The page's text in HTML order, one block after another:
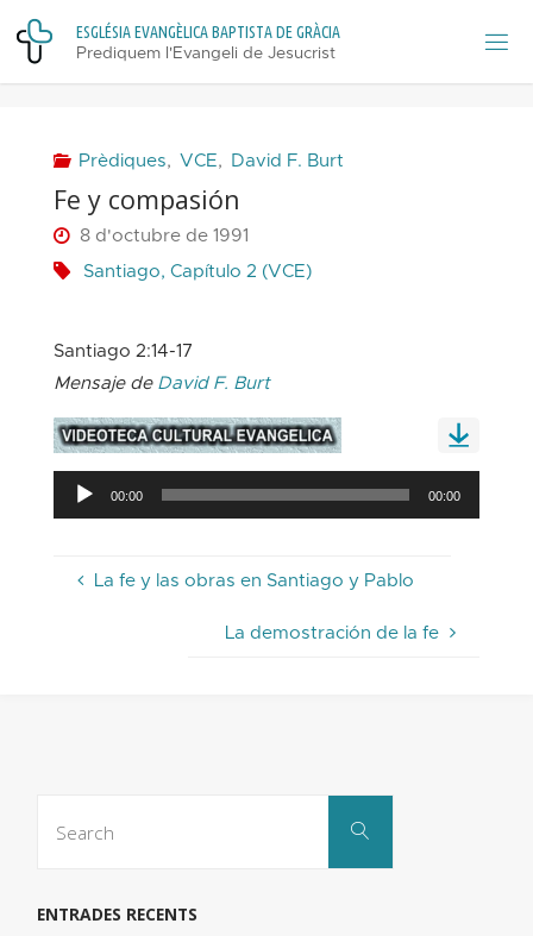
Skip
content
ESGLÉSIAEVANGÈLICABAPTISTADE GRÀCIA
Prediquem l'Evangeli de Jesucrist
Prèdiques, VCE, David F. Burt
Fe y compasión
8 d'octubre de 1991
Santiago, Capítulo 2 (VCE)
Santiago 2:14-17
Mensaje de David F. Burt
Reproductor
d'àudio
00:00 00:00
La fe y las obras en Santiago y Pablo
La demostración de la fe
Search
ENTRADES RECENTS